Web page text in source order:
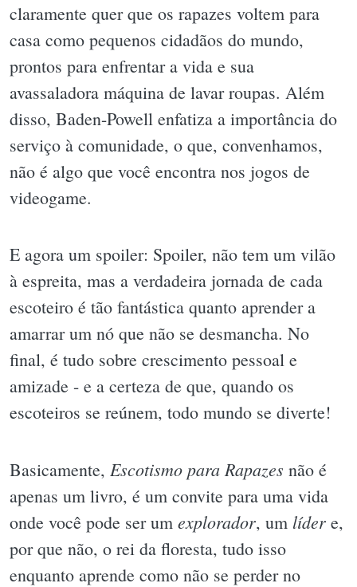
claramente quer que os rapazes voltem para
casa como pequenos cidadãos do mundo,
prontos para enfrentar a vida e sua
avassaladora máquina de lavar roupas. Além
disso, Baden-Powell enfatiza a importância do
serviço à comunidade, o que, convenhamos,
não é algo que você encontra nos jogos de
videogame.
E agora um spoiler: Spoiler, não tem um vilão
à espreita, mas a verdadeira jornada de cada
escoteiro é tão fantástica quanto aprender a
amarrar um nó que não se desmancha. No
final, é tudo sobre crescimento pessoal e
amizade - e a certeza de que, quando os
escoteiros se reúnem, todo mundo se diverte!
Basicamente, Escotismo para Rapazes não é
apenas um livro, é um convite para uma vida
onde você pode ser um explorador, um líder e,
por que não, o rei da floresta, tudo isso
enquanto aprende como não se perder no